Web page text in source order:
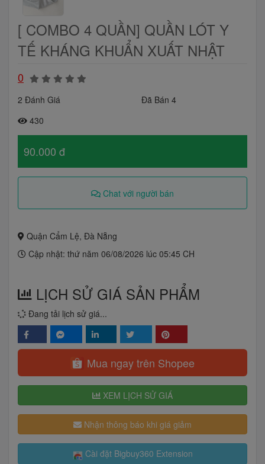
[ COMBO 4 QUẦN] QUẦN LÓT Y
TẾ KHÁNG KHUẨN XUẤT NHẬT
0
2 Đánh Giá
Đã Bán 4
430
90.000 đ
Chat với người bán
Quận Cẩm Lệ, Đà Nẵng
Cập nhật: thứ năm 06/08/2026 lúc 05:45 CH
LỊCH SỬ GIÁ SẢN PHẨM
Đang tải lịch sử giá...
Mua ngay trên Shopee
XEM LỊCH SỬ GIÁ
Nhận thông báo khi giá giảm
Cài đặt Bigbuy360 Extension